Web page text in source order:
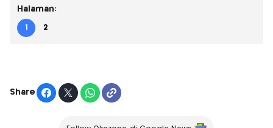
Halaman:
1 2
Share